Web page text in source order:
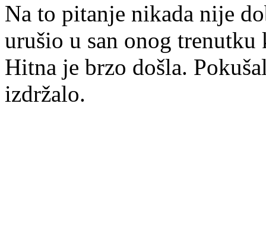
Na to pitanje nikada nije
urušio u san onog trenutku
Hitna je brzo došla.
izdržalo.